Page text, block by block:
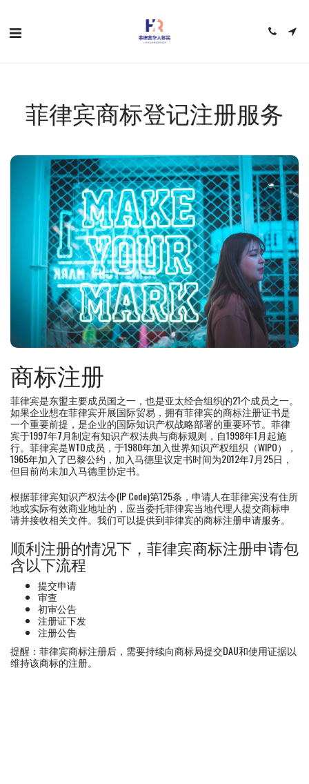
菲律宾商标登记注册服务
商标注册
菲律宾是东盟主要成员国之一，也是亚太经合组织的21个成员之一。
如果企业想在菲律宾开展国际贸易，拥有菲律宾的商标注册证书是
一个重要前提，是企业的国际知识产权战略部署的重要环节。菲律
宾于1997年7月制定有知识产权法典与商标规则，自1998年1月起施
行。菲律宾是WTO成员，于1980年加入世界知识产权组织（WIPO），
1965年加入了巴黎公约，加入马德里议定书时间为2012年7月25日，
但目前尚未加入马德里协定书。
根据菲律宾知识产权法令(IP Code)第125条，申请人在菲律宾没有住所
地或实际有效商业地址的，应当委托菲律宾当地代理人提交商标申
请并接收相关文件。我们可以提供到菲律宾的商标注册申请服务。
顺利注册的情况下，菲律宾商标注册申请包
含以下流程
提交申请
审查
初审公告
注册证下发
注册公告
提醒：菲律宾商标注册后，需要持续向商标局提交DAU和使用证据以
维持该商标的注册。